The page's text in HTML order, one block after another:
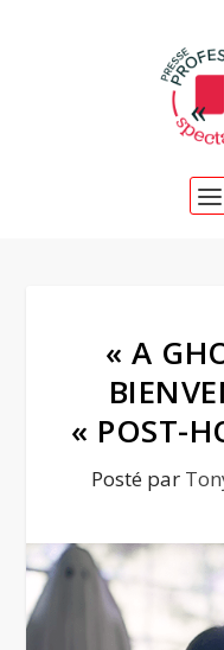
« A
« POST-
Posté par